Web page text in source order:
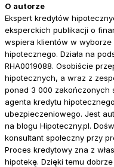
O autorze
Ekspert kredytów
eksperckich publikacji o
wspiera klientów w
hipotecznego. Działa na
RHA0019088. Osobiście
hipotecznych, a wraz z
ponad 3 000 zakończonych
agenta kredytu
ubezpieczeniowego. Jest
na blogu Hipoteczny.pl.
konsultant społeczny przy
Proces kredytowy zna z
hipotekę. Dzięki temu